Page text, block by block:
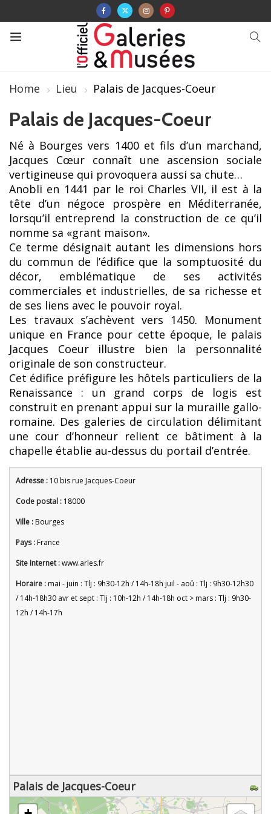
Home Lieu Palais de Jacques-Coeur
Palais de Jacques-Coeur
Né à Bourges vers 1400 et fils d’un marchand,
Jacques Cœur connaît une ascension sociale
vertigineuse qui provoquera aussi sa chute…
Anobli en 1441 par le roi Charles VII, il est à la
tête d’un négoce prospère en Méditerranée,
lorsqu’il entreprend la construction de ce qu’il
nomme sa «grant maison».
Ce terme désignait autant les dimensions hors
du commun de l’édifice que la somptuosité du
décor, emblématique de ses activités
commerciales et industrielles, de sa richesse et
de ses liens avec le pouvoir royal.
Les travaux s’achèvent vers 1450. Monument
unique en France pour cette époque, le palais
Jacques Coeur illustre bien la personnalité
originale de son constructeur.
Cet édifice préfigure les hôtels particuliers de la
Renaissance : un grand corps de logis est
construit en prenant appui sur la muraille gallo-
romaine. Des galeries de circulation délimitant
une cour d’honneur relient ce bâtiment à la
chapelle établie au-dessus du portail d’entrée.
Adresse : 10 bis rue Jacques-Coeur
Code postal : 18000
Ville :Bourges
Pays :France
Site Internet :www.arles.fr
Horaire :mai - juin : Tlj : 9h30-12h / 14h-18h juil - aoû : Tlj : 9h30-12h30
/ 14h-18h30 avr et sept : Tlj : 10h-12h / 14h-18h oct > mars : Tlj : 9h30-
12h / 14h-17h
Palais de Jacques-Coeur
chargement de la carte - veuillez patienter...